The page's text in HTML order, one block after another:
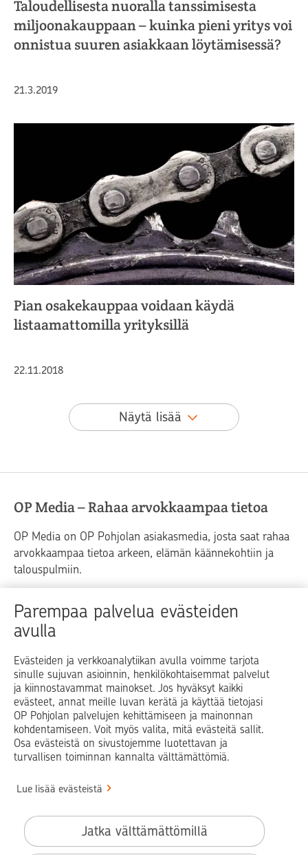
Parempaa palvelua evästeiden
avulla
Evästeiden ja verkkoanalytiikan avulla voimme tarjota
sinulle sujuvan asioinnin, henkilökohtaisemmat palvelut
ja kiinnostavammat mainokset. Jos hyväksyt kaikki
evästeet, annat meille luvan kerätä ja käyttää tietojasi
OP Pohjolan palvelujen kehittämiseen ja mainonnan
kohdentamiseen. Voit myös valita, mitä evästeitä sallit.
Osa evästeistä on sivustojemme luotettavan ja
turvallisen toiminnan kannalta välttämättömiä.
Lue lisää evästeistä
Jatka välttämättömillä
Taloudellisesta nuoralla tanssimisesta
miljoonakauppaan – kuinka pieni yritys voi
onnistua suuren asiakkaan löytämisessä?
Julkaistu
21.3.2019
Pian osakekauppaa voidaan käydä
listaamattomilla yrityksillä
Julkaistu
22.11.2018
Näytä lisää
OP Media – Rahaa arvokkaampaa tietoa
OP Media on OP Pohjolan asiakasmedia, josta saat rahaa
arvokkaampaa tietoa arkeen, elämän käännekohtiin ja
talouspulmiin.
Raha Elämä
Yrityselämä
Blogit ja puheenvuorot
Op.fi OP Koti Pohjola Vahinkoapu
Facebook
X LinkedInInstagram
Käyttöehdot
Saavutettavuusseloste